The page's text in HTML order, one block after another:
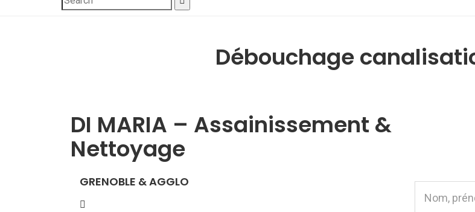
Débouchage
DI MARIA – Assainissement &
Nettoyage
GRENOBLE & AGGLO